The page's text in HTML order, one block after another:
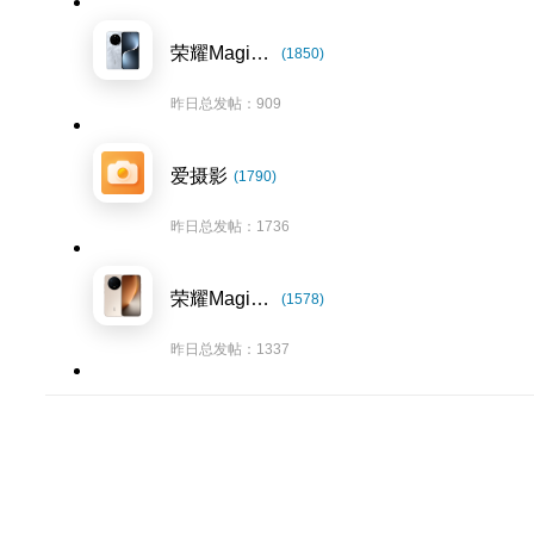
荣耀Magic7系列 (1850)
昨日总发帖：909
爱摄影 (1790)
昨日总发帖：1736
荣耀Magic8系列 (1578)
昨日总发帖：1337